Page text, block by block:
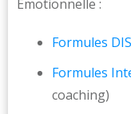
Émotionnelle :
Formules
Formules
coaching)